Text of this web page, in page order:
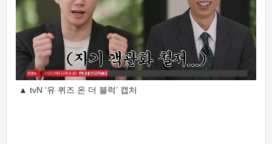
▲ tvN ‘유 퀴즈 온 더 블럭’ 캡처